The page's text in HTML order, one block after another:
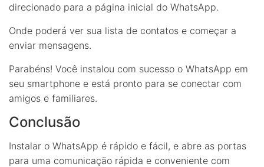
direcionado para a página inicial do WhatsApp.
Onde poderá ver sua lista de contatos e começar a
enviar mensagens.
Parabéns! Você instalou com sucesso o WhatsApp em
seu smartphone e está pronto para se conectar com
amigos e familiares.
Conclusão
Instalar o WhatsApp é rápido e fácil, e abre as portas
para uma comunicação rápida e conveniente com